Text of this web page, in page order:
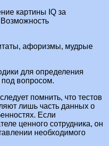
картины IQ за
Возможность
афоризмы, мудрые
для определения
вопросом.
помнить, что тестов
лишь часть данных о
Если
ценного сотрудника, он
необходимого